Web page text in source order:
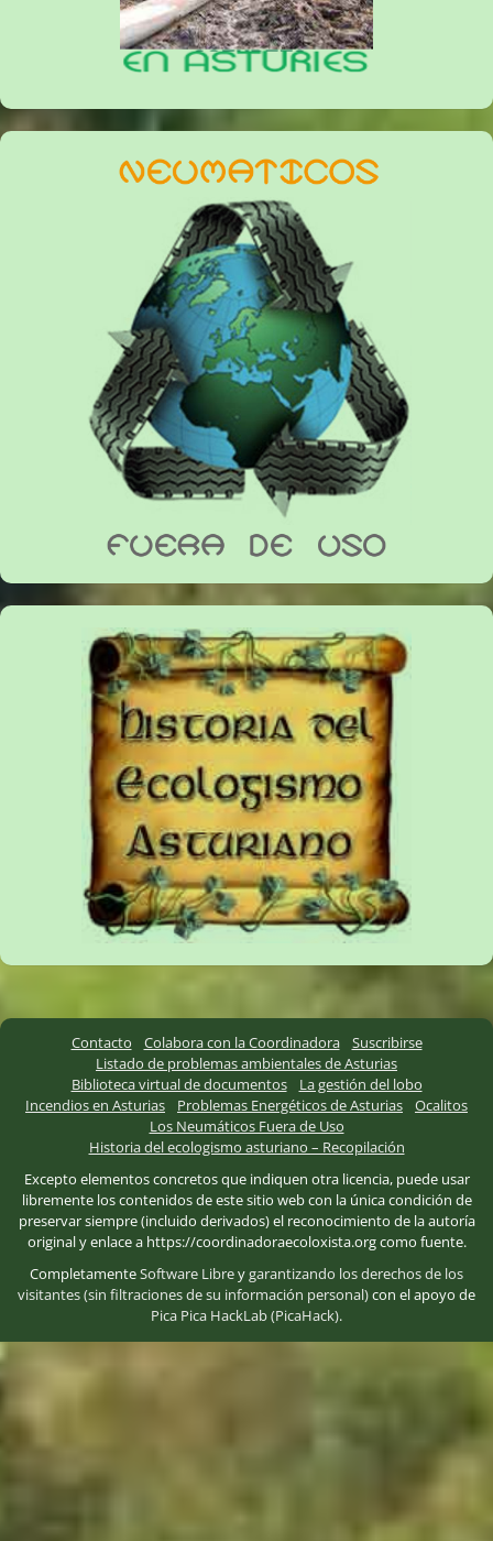
Contacto Colabora con la Coordinadora
Suscribirse
Listado de problemas ambientales de Asturias
Biblioteca virtual de documentos
La gestión del lobo
Incendios en Asturias
Problemas Energéticos de Asturias
Ocalitos
Los Neumáticos Fuera de Uso
Historia del ecologismo asturiano – Recopilación
Excepto elementos concretos que indiquen otra licencia, puede usar
libremente los contenidos de este sitio web con la única condición de
preservar siempre (incluido derivados) el reconocimiento de la autoría
original y enlace a https://coordinadoraecoloxista.org como fuente.
CompletamenteSoftware Libreygarantizando los derechos de los
visitantes (sin filtraciones de su información personal)con el apoyo de
Pica Pica HackLab (PicaHack).